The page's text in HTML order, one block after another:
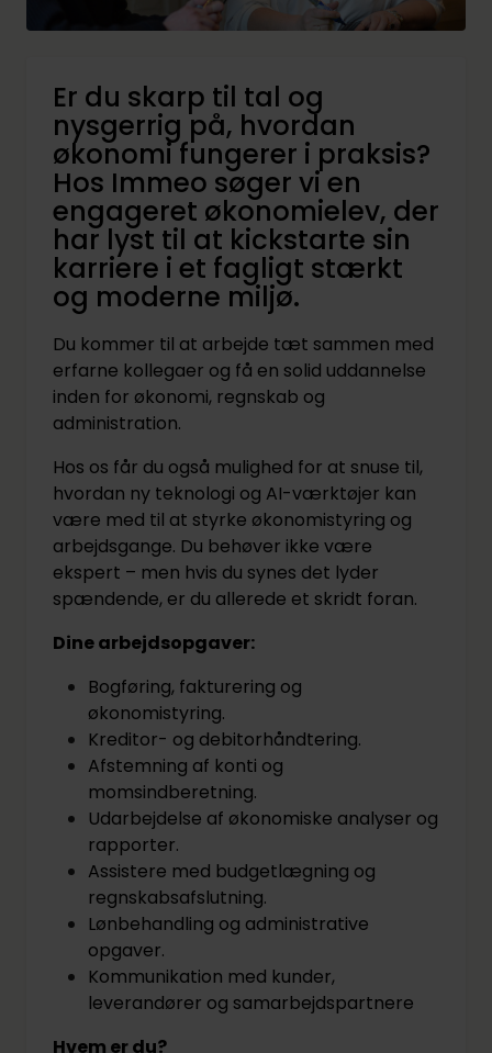
Er du skarp til tal og
nysgerrig på, hvordan
økonomi fungerer i praksis?
Hos Immeo søger vi en
engageret økonomielev, der
har lyst til at kickstarte sin
karriere i et fagligt stærkt
og moderne miljø.
Du kommer til at arbejde tæt sammen med
erfarne kollegaer og få en solid uddannelse
inden for økonomi, regnskab og
administration.
Hos os får du også mulighed for at snuse til,
hvordan ny teknologi og AI-værktøjer kan
være med til at styrke økonomistyring og
arbejdsgange. Du behøver ikke være
ekspert – men hvis du synes det lyder
spændende, er du allerede et skridt foran.
Dine arbejdsopgaver:
Bogføring, fakturering og
økonomistyring.
Kreditor- og debitorhåndtering.
Afstemning af konti og
momsindberetning.
Udarbejdelse af økonomiske analyser og
rapporter.
Assistere med budgetlægning og
regnskabsafslutning.
Lønbehandling og administrative
opgaver.
Kommunikation med kunder,
leverandører og samarbejdspartnere
Hvem er du?